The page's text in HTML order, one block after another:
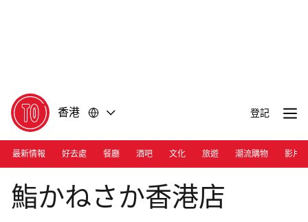
香港 登記
最新情報 好去處 餐廳 酒吧 文化 旅遊 潮流購物 影片
Photograph: Courtesy Kanesaka Hong Kong
鮨かねさか香港店